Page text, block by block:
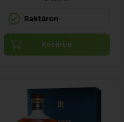
Raktáron
Kosárba